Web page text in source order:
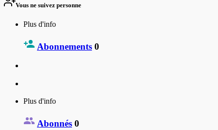
Vous ne suivez personne
Plus d'info
Abonnements 0
Plus d'info
Abonnés 0